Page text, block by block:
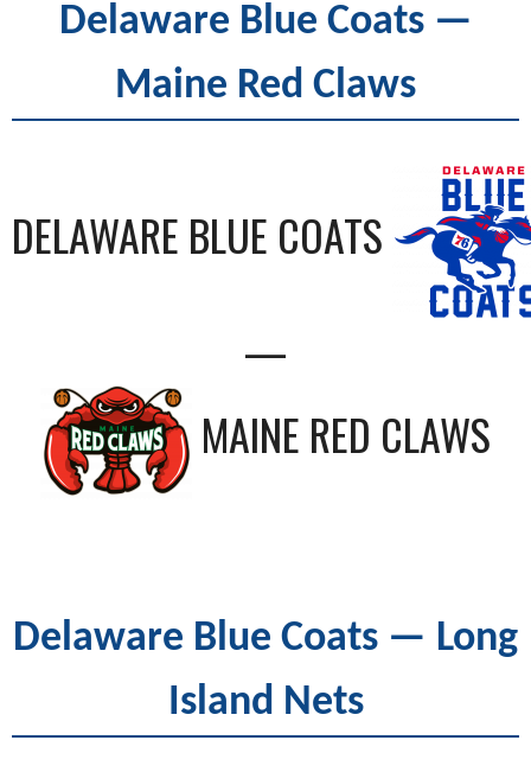
Delaware Blue Coats —
Maine Red Claws
DELAWARE BLUE COATS
—
MAINE RED CLAWS
Delaware Blue Coats — Long
Island Nets